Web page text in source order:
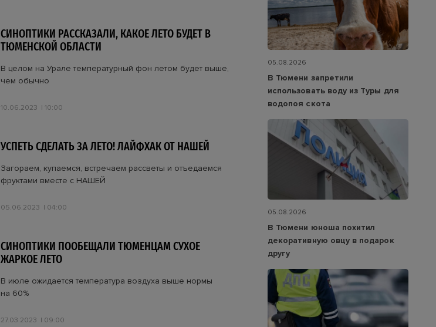
СИНОПТИКИ РАССКАЗАЛИ, КАКОЕ ЛЕТО БУДЕТ В
ТЮМЕНСКОЙ ОБЛАСТИ
В целом на Урале температурный фон летом будет выше,
чем обычно
10.06.2023 10:00
УСПЕТЬ СДЕЛАТЬ ЗА ЛЕТО! ЛАЙФХАК ОТ НАШЕЙ
Загораем, купаемся, встречаем рассветы и отъедаемся
фруктами вместе с НАШЕЙ
05.06.2023 04:00
СИНОПТИКИ ПООБЕЩАЛИ ТЮМЕНЦАМ СУХОЕ
ЖАРКОЕ ЛЕТО
В июле ожидается температура воздуха выше нормы
на 60%
27.03.2023 09:00
05.08.2026
В Тюмени запретили
использовать воду из Туры для
водопоя скота
05.08.2026
В Тюмени юноша похитил
декоративную овцу в подарок
другу